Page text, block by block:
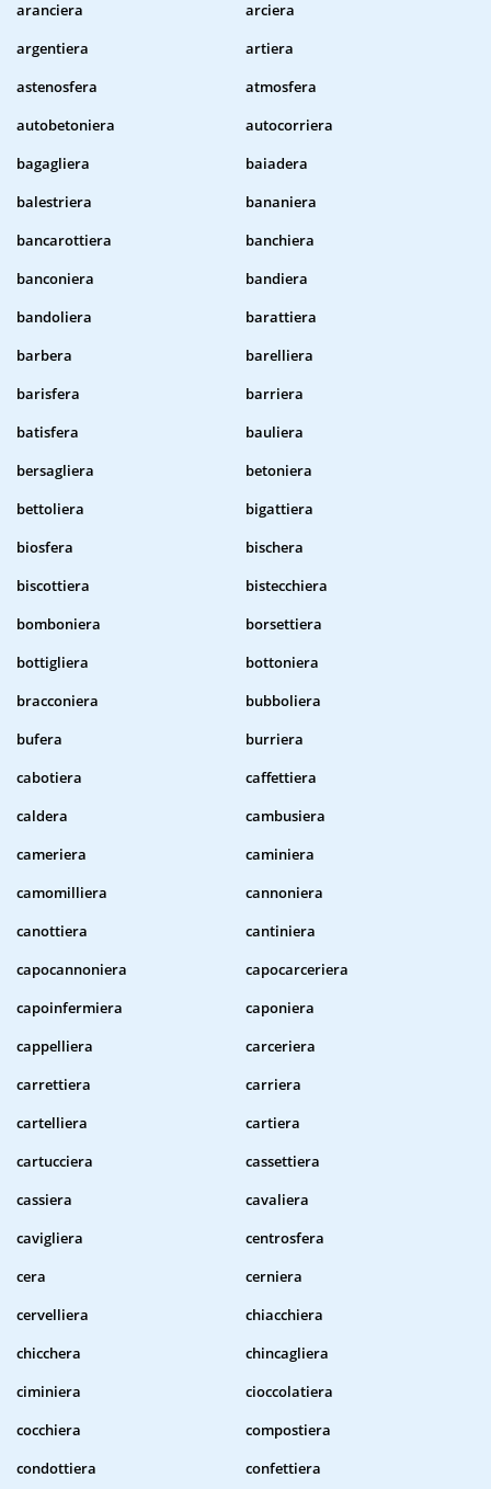
aranciera
arciera
argentiera
artiera
astenosfera
atmosfera
autobetoniera
autocorriera
bagagliera
baiadera
balestriera
bananiera
bancarottiera
banchiera
banconiera
bandiera
bandoliera
barattiera
barbera
barelliera
barisfera
barriera
batisfera
bauliera
bersagliera
betoniera
bettoliera
bigattiera
biosfera
bischera
biscottiera
bistecchiera
bomboniera
borsettiera
bottigliera
bottoniera
bracconiera
bubboliera
bufera
burriera
cabotiera
caffettiera
caldera
cambusiera
cameriera
caminiera
camomilliera
cannoniera
canottiera
cantiniera
capocannoniera
capocarceriera
capoinfermiera
caponiera
cappelliera
carceriera
carrettiera
carriera
cartelliera
cartiera
cartucciera
cassettiera
cassiera
cavaliera
cavigliera
centrosfera
cera
cerniera
cervelliera
chiacchiera
chicchera
chincagliera
ciminiera
cioccolatiera
cocchiera
compostiera
condottiera
confettiera